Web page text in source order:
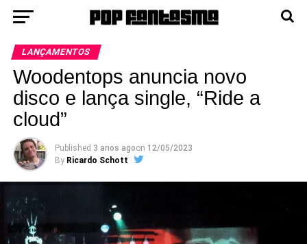
LANÇAMENTOS
Woodentops anuncia novo
disco e lança single, “Ride a
cloud”
Published 3 anos agoon 12/05/2023
By Ricardo Schott